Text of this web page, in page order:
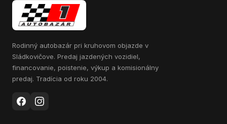
Rodinný autobazár pri kruhovom objazde v
Sládkovičove. Predaj jazdených vozidiel,
financovanie, poistenie, výkup a komisionálny
predaj. Tradícia od roku 2004.